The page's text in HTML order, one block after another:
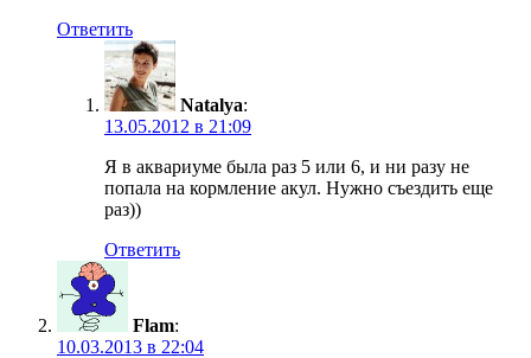
Ответить
Natalya:
13.05.2012 в 21:09
Я в аквариуме была раз 5 или 6, и ни разу не
попала на кормление акул. Нужно съездить еще
раз))
Ответить
Flam:
10.03.2013 в 22:04